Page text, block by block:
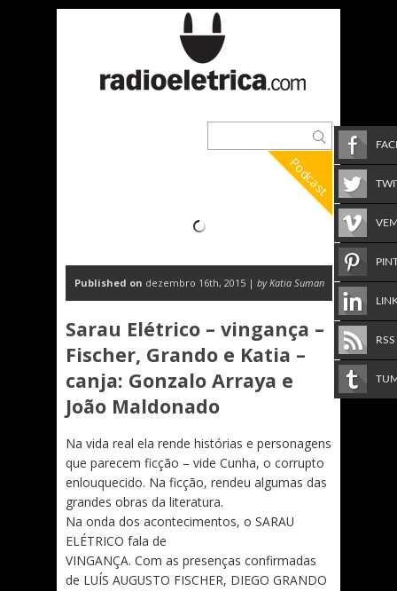
Podcast
Published on dezembro 16th, 2015 | by Katia Suman
Sarau Elétrico – vingança –
Fischer, Grando e Katia –
canja: Gonzalo Arraya e
João Maldonado
Na vida real ela rende histórias e personagens
que parecem ficção – vide Cunha, o corrupto
enlouquecido. Na ficção, rendeu algumas das
grandes obras da literatura.
Na onda dos acontecimentos, o SARAU
ELÉTRICO fala de
VINGANÇA. Com as presenças confirmadas
de LUÍS AUGUSTO FISCHER, DIEGO GRANDO
RSS